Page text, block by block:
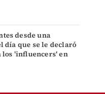
desde una
día que se le declaró
los 'influencers' en